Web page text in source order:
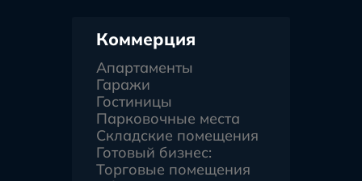
Коммерция
Апартаменты
Гаражи
Гостиницы
Парковочные места
Складские помещения
Готовый бизнес:
Торговые помещения